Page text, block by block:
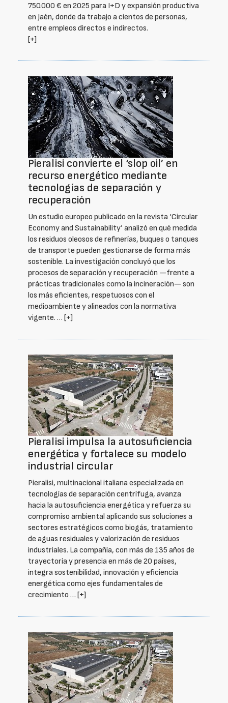
750.000 € en 2025 para I+D y expansión productiva
en Jaén, donde da trabajo a cientos de personas,
entre empleos directos e indirectos.
[+]
Pieralisi convierte el ‘slop oil’ en
recurso energético mediante
tecnologías de separación y
recuperación
Un estudio europeo publicado en la revista ‘Circular
Economy and Sustainability’ analizó en qué medida
los residuos oleosos de refinerías, buques o tanques
de transporte pueden gestionarse de forma más
sostenible. La investigación concluyó que los
procesos de separación y recuperación —frente a
prácticas tradicionales como la incineración— son
los más eficientes, respetuosos con el
medioambiente y alineados con la normativa
vigente. … [+]
Pieralisi impulsa la autosuficiencia
energética y fortalece su modelo
industrial circular
Pieralisi, multinacional italiana especializada en
tecnologías de separación centrífuga, avanza
hacia la autosuficiencia energética y refuerza su
compromiso ambiental aplicando sus soluciones a
sectores estratégicos como biogás, tratamiento
de aguas residuales y valorización de residuos
industriales. La compañía, con más de 135 años de
trayectoria y presencia en más de 20 países,
integra sostenibilidad, innovación y eficiencia
energética como ejes fundamentales de
crecimiento … [+]